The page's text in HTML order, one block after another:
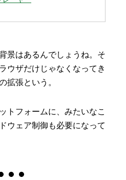
景はあるんでしょうね。そ
ウザだけじゃなくなってき
拡張という。
トフォームに、みたいなこ
ウェア制御も必要になって